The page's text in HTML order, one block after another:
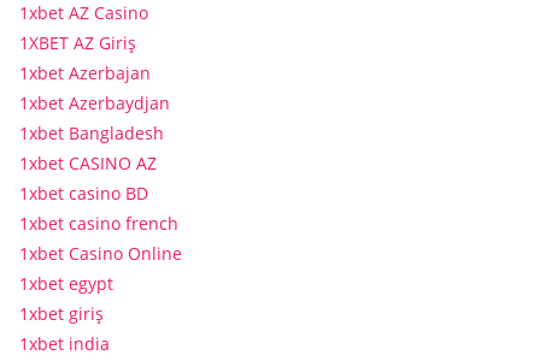
1xbet AZ Casino
1XBET AZ Giriş
1xbet Azerbajan
1xbet Azerbaydjan
1xbet Bangladesh
1xbet CASINO AZ
1xbet casino BD
1xbet casino french
1xbet Casino Online
1xbet egypt
1xbet giriş
1xbet india